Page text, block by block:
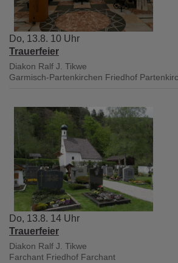
Do, 13.8. 10 Uhr
Trauerfeier
Diakon Ralf J. Tikwe
Garmisch-Partenkirchen Friedhof
Do, 13.8. 14 Uhr
Trauerfeier
Diakon Ralf J. Tikwe
Farchant Friedhof Farchant